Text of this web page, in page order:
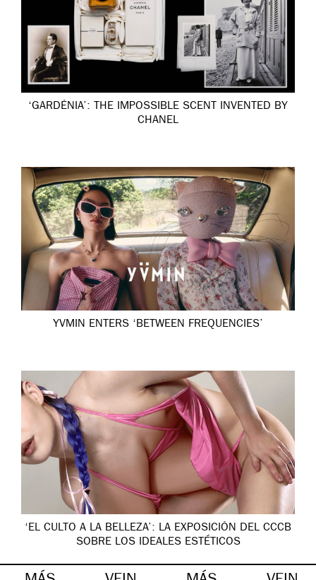
‘GARDÉNIA’: THE IMPOSSIBLE SCENT INVENTED BY
CHANEL
YVMIN ENTERS ‘BETWEEN FREQUENCIES’
‘EL CULTO A LA BELLEZA’: LA EXPOSICIÓN DEL CCCB
SOBRE LOS IDEALES ESTÉTICOS